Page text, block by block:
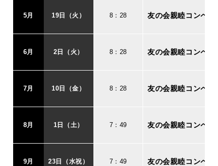
5月 19日（火） 8：28 友の会親睦コンペ
6月 2日（火） 8：28 友の会親睦コンペ
7月 10日（金） 8：28 友の会親睦コンペ
8月 1日（土） 7：49 友の会親睦コンペ
9月 23日（水祝） 7：49 友の会親睦コンペ